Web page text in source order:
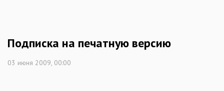
Подписка на печатную версию
03 июня 2009, 00:00